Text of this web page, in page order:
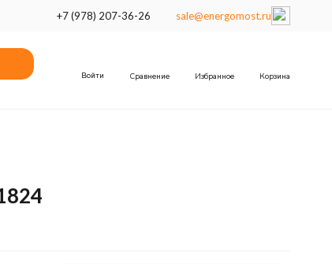
+7 (978) 207-36-26 sale@energomost.ru
Войти Сравнение Избранное Корзина